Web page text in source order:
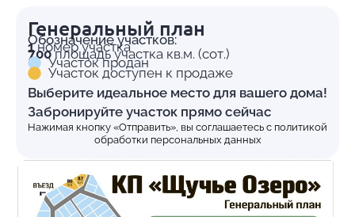
Генеральный план
Обозначение участков:
1номер участка
700площадь участка кв.м. (сот.)
Участок продан
Участок доступен к продаже
Выберите идеальное место для вашего дома!
Забронируйте участок прямо сейчас
Нажимая кнопку «Отправить», вы соглашаетесь с политикой
обработки персональных данных